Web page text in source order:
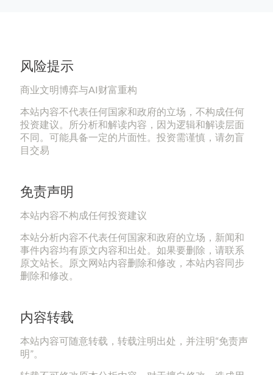
风险提示
商业文明博弈与AI财富重构
本站内容不代表任何国家和政府的立场，不构成任何
投资建议。所分析和解读内容，因为逻辑和解读层面
不同。可能具备一定的片面性。投资需谨慎，请勿盲
目交易
免责声明
本站内容不构成任何投资建议
本站分析内容不代表任何国家和政府的立场，新闻和
事件内容均有原文内容和出处。如果要删除，请联系
原文站长。原文网站内容删除和修改，本站内容同步
删除和修改。
内容转载
本站内容可随意转载，转载注明出处，并注明“免责声
明”。